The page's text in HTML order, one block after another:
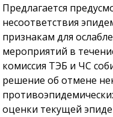
Предлагается
несоответствия
признакам для
мероприятий в
комиссия ТЭБ и ЧС
решение об отмене
оценки текущей